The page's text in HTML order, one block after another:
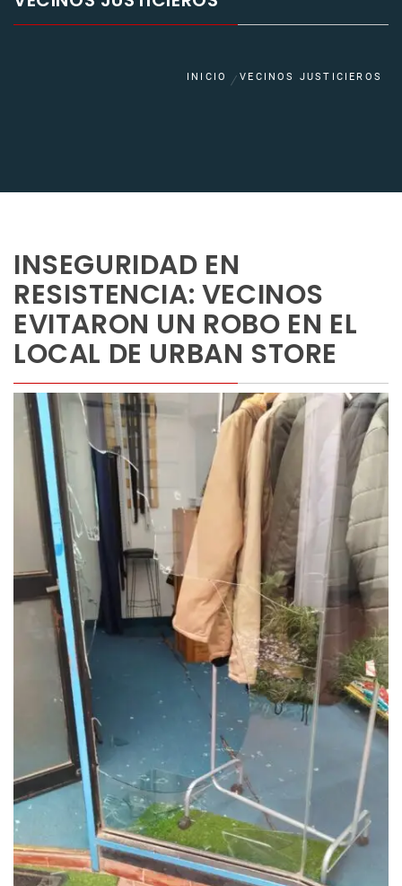
INICIO VECINOS JUSTICIEROS
INSEGURIDAD EN
RESISTENCIA: VECINOS
EVITARON UN ROBO EN EL
LOCAL DE URBAN STORE